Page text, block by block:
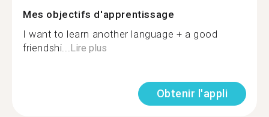
Mes objectifs d'apprentissage
I want to learn another language + a good
friendshi...Lire plus
Obtenir l'appli